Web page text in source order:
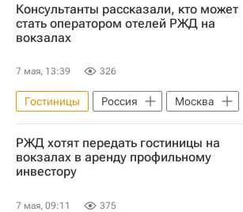
Коммерческая недвижимость
Консультанты рассказали, кто может
стать оператором отелей РЖД на
вокзалах
7 мая, 13:39 326
Гостиницы Россия
Москва
РЖД
Отели
Коммерческая недвижимость
РЖД хотят передать гостиницы на
вокзалах в аренду профильному
инвестору
7 мая, 09:11 375